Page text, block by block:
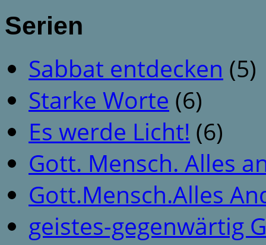
Serien
Sabbat entdecken (5)
Starke Worte (6)
Es werde Licht! (6)
Gott. Mensch. Alles
Gott.Mensch.Alles
geistes-gegenwärtig